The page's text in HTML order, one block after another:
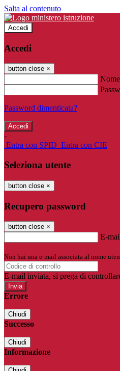
Salta al contenuto
Accedi
Accedi
button close ×
Password dimenticata?
-
Entra con SPID Entra con CIE
Seleziona utente
button close ×
Recupero password
button close ×
E-
Non hai una e-mail associata al nome
E-mail inviata, si prega di
Errore
Chiudi
Successo
Chiudi
Informazione